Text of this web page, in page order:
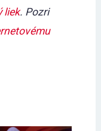
liek. Pozri